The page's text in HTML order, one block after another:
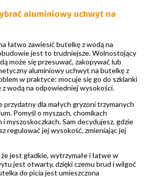
aluminiowy uchwyt na
łatwo zawiesić butelkę z wodą na
jest to trudniejsze. Wolnostojący
może się przesuwać, zakopywać lub
aluminiowy uchwyt na butelkę z
w praktyce: mocuje się go do szklanki
wodą na odpowiedniej wysokości.
dla małych gryzoni trzymanych
Pomyśl o myszach, chomikach
myszoskoczkach. Sam decydujesz, gdzie
regulować jej wysokość, zmieniając jej
jest gładkie, wytrzymałe i łatwe w
jest otwarty, dzięki czemu brud i wilgoć
do picia jest umieszczona